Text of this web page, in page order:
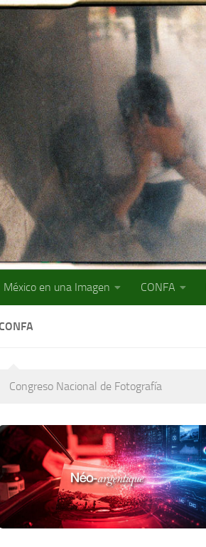
México en una Imagen CONFA
Congreso Nacional de Fotografía